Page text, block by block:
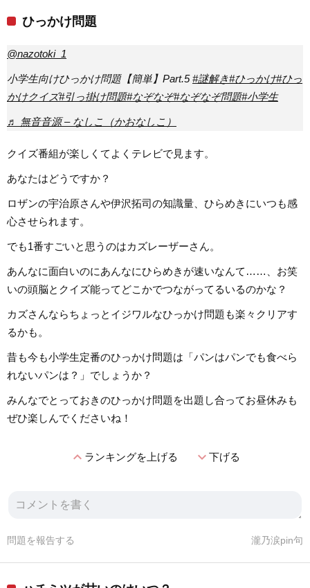
ひっかけ問題
@nazotoki_1
小学生向けひっかけ問題【簡単】Part.5#謎解き#ひっかけ#ひっ
かけクイズ#引っ掛け問題#なぞなぞ#なぞなぞ問題#小学生
♬ 無音音源 – なしこ（かおなしこ）
クイズ番組が楽しくてよくテレビで見ます。
あなたはどうですか？
ロザンの宇治原さんや伊沢拓司の知識量、ひらめきにいつも感
心させられます。
でも1番すごいと思うのはカズレーザーさん。
あんなに面白いのにあんなにひらめきが速いなんて……、お笑
いの頭脳とクイズ能ってどこかでつながってるいるのかな？
カズさんならちょっとイジワルなひっかけ問題も楽々クリアす
るかも。
昔も今も小学生定番のひっかけ問題は「パンはパンでも食べら
れないパンは？」でしょうか？
みんなでとっておきのひっかけ問題を出題し合ってお昼休みも
ぜひ楽しんでくださいね！
expand_lessランキングを上げる expand_more下げる
瀧乃涙pin句
問題を報告する